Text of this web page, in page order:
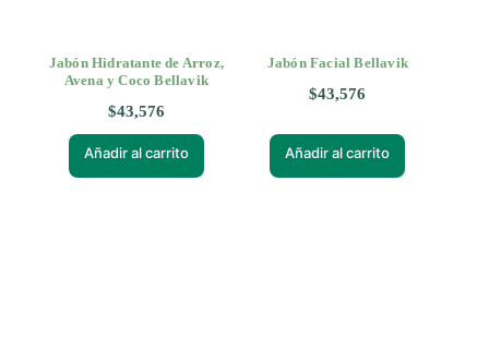
Jabón Hidratante de Arroz,
Avena y Coco Bellavik
$43,576
Añadir al carrito
Jabón Facial Bellavik
$43,576
Añadir al carrito